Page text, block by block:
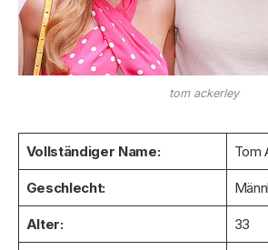
tom ackerley
Vollständiger Name: Tom
Geschlecht:
Alter: 33